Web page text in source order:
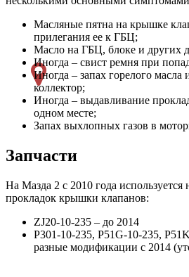
Масляные пятна на крышке
прилегания ее к ГБЦ;
Масло на ГБЦ, блоке и других
Иногда – свист ремня при
Иногда – запах горелого масла
коллектор;
Иногда – выдавливание
одном месте;
Запах выхлопных газов в
Запчасти
На Мазда 2 с 2010 года используется
прокладок крышки клапанов:
ZJ20-10-235 – до 2014
P301-10-235, P51G-10-235,
разные модификации с 2014